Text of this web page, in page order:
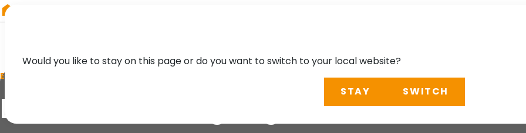
EVENT
DGPF-Jahrestagung 2026
Would you like to stay on this page or do you want to switch to your local website?
STAY SWITCH